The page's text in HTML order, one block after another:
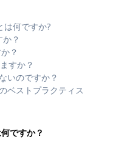
は何ですか?
？
？
すか？
いのですか？
ベストプラクティス
ですか？